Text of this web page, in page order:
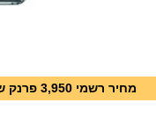
מחיר רשמי 3,950 פרנק שוויצרי.